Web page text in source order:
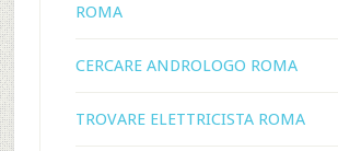
ROMA
CERCARE ANDROLOGO ROMA
TROVARE ELETTRICISTA ROMA